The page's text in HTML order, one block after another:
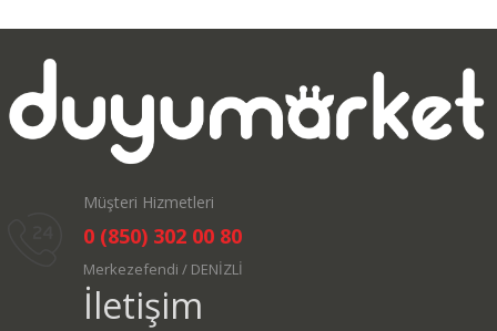
Müşteri Hizmetleri
0 (850) 302 00 80
Merkezefendi / DENİZLİ
İletişim